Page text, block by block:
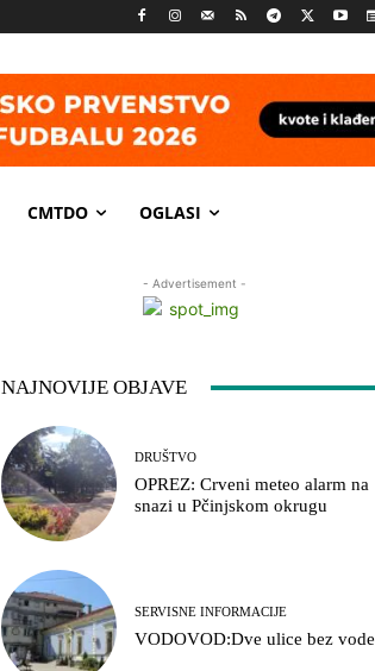
CMTDO OGLASI
- Advertisement -
NAJNOVIJE OBJAVE
DRUŠTVO
OPREZ: Crveni meteo alarm na
snazi u Pčinjskom okrugu
SERVISNE INFORMACIJE
VODOVOD:Dve ulice bez vode